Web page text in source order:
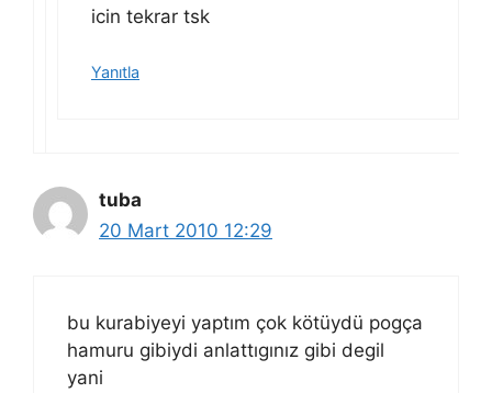
icin tekrar tsk
Yanıtla
tuba
20 Mart 2010 12:29
bu kurabiyeyi yaptım çok kötüydü pogça
hamuru gibiydi anlattıgınız gibi degil
yani